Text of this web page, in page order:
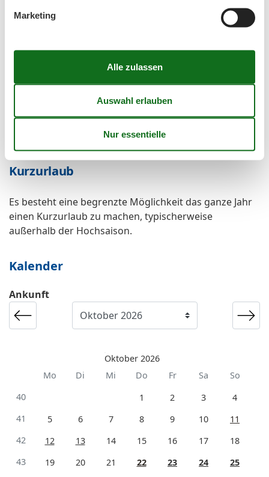
Parkplatz
Unterkünfte
Internet im öff. Bereich
Nichtraucherhaus
Kurzurlaub
Es besteht eine begrenzte Möglichkeit das ganze Jahr
einen Kurzurlaub zu machen, typischerweise
außerhalb der Hochsaison.
Kalender
Ankunft
Oktober 2026
Mo
Di Mi Do Fr Sa
So
40
1 2 3
4
41
5 6 7 8 9 10
11
42
12 13 14 15 16 17
18
43
19 20 21 22 23 24
25
Marketing